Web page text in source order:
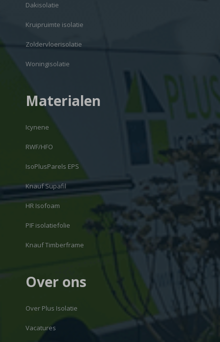
Dakisolatie
Kruipruimte isolatie
Zoldervloerisolatie
Woningisolatie
Materialen
Icynene
RWF/HFO
IsoPlusParels EPS
Knauf Supafil
HR Isofoam
PIF isolatiefolie
Knauf Timberframe
Over ons
Over Plus Isolatie
Vacatures